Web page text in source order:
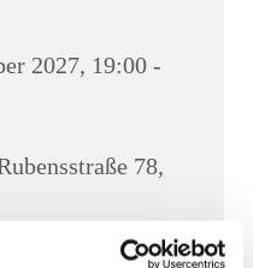
2027, 19:00 -
78,